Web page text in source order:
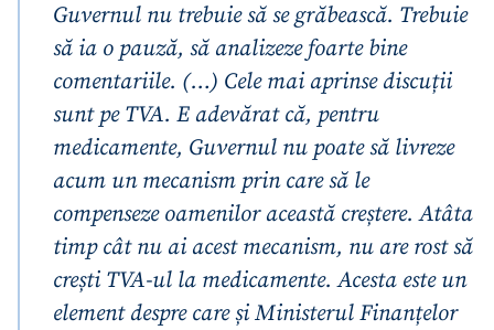
Guvernul nu trebuie să se grăbească. Trebuie
să ia o pauză, să analizeze foarte bine
comentariile. (…) Cele mai aprinse discuții
sunt pe TVA. E adevărat că, pentru
medicamente, Guvernul nu poate să livreze
acum un mecanism prin care să le
compenseze oamenilor această creștere. Atâta
timp cât nu ai acest mecanism, nu are rost să
crești TVA-ul la medicamente. Acesta este un
element despre care și Ministerul Finanțelor